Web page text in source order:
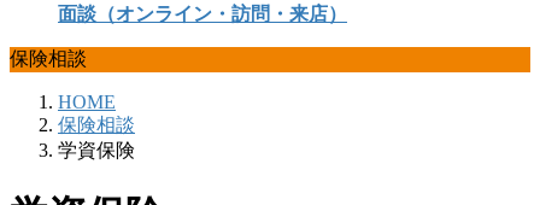
面談（オンライン・訪問・来店）
保険相談
HOME
保険相談
学資保険